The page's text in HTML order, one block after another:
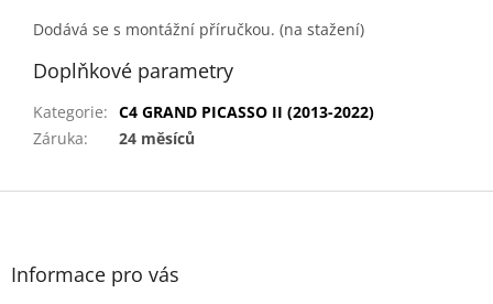
Dodává se s montážní příručkou. (na stažení)
Doplňkové parametry
Kategorie: C4 GRAND PICASSO II (2013-2022)
Záruka: 24 měsíců
Z
Informace pro vás